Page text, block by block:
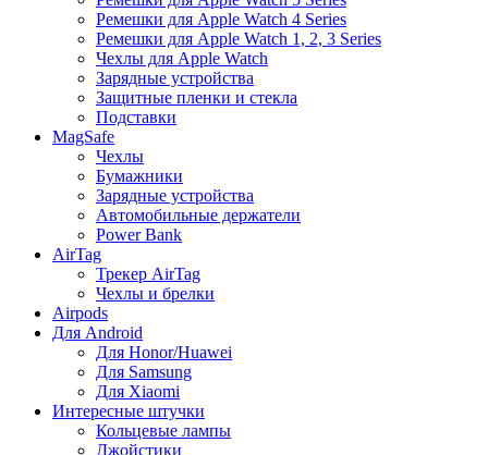
Ремешки для Apple Watch 4 Series
Ремешки для Apple Watch 1, 2, 3 Series
Чехлы для Apple Watch
Зарядные устройства
Защитные пленки и стекла
Подставки
MagSafe
Чехлы
Бумажники
Зарядные устройства
Автомобильные держатели
Power Bank
AirTag
Трекер AirTag
Чехлы и брелки
Airpods
Для Android
Для Honor/Huawei
Для Samsung
Для Xiaomi
Интересные штучки
Кольцевые лампы
Джойстики